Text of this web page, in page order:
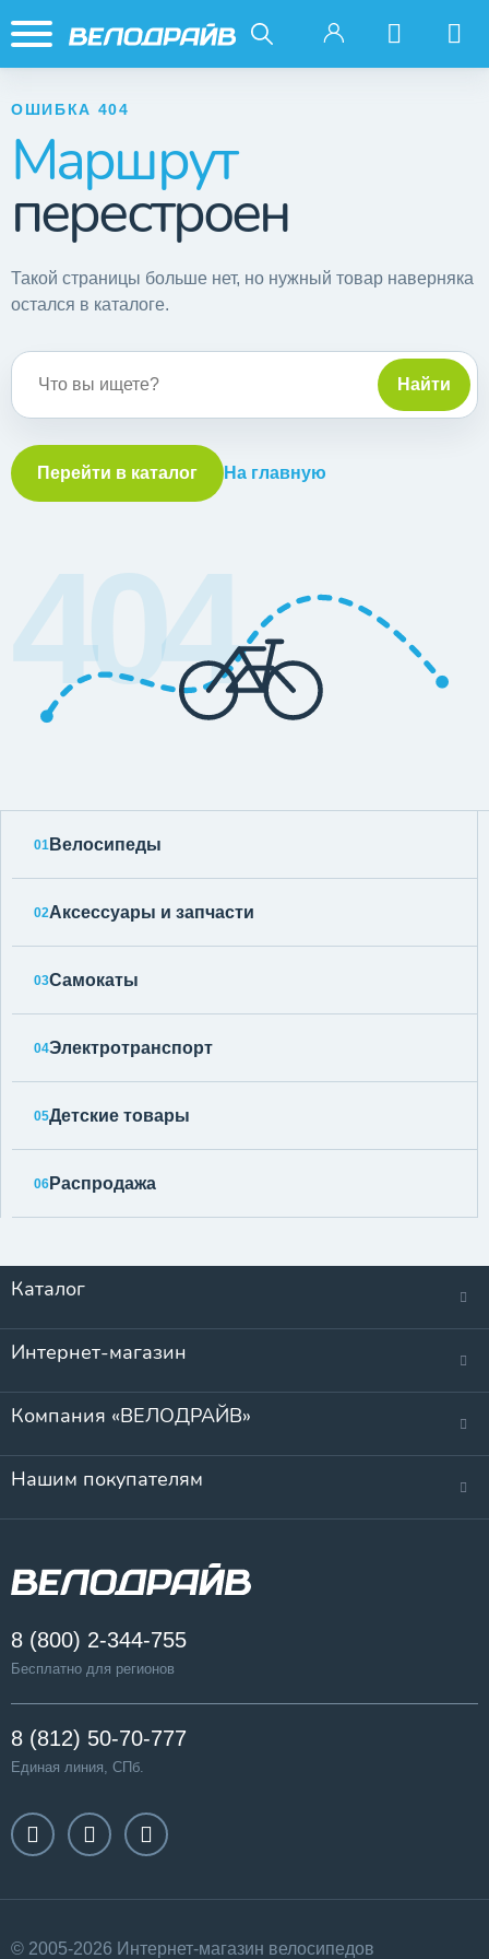
ОШИБКА 404
Маршрут
перестроен
Такой страницы больше нет, но нужный товар наверняка
остался в каталоге.
Найти
Перейти в каталог На главную
404
01 Велосипеды
02Аксессуары и запчасти
03Самокаты
04Электротранспорт
05Детские товары
06 Распродажа
Каталог
Интернет-магазин
Компания «ВЕЛОДРАЙВ»
Нашим покупателям
8 (800) 2-344-755
Бесплатно для регионов
8 (812) 50-70-777
Единая линия, СПб.
© 2005-2026 Интернет-магазин велосипедов